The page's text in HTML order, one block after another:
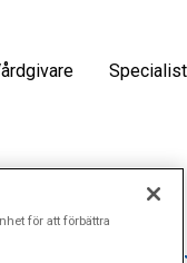
för att förbättra